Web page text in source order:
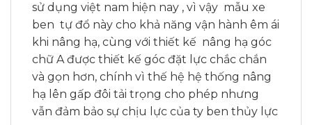
sử dụng việt nam hiện nay , vì vậy mẫu xe
ben tự đổ này cho khả năng vận hành êm ái
khi nâng hạ, cùng với thiết kế nâng hạ góc
chữ A được thiết kế góc đặt lực chắc chắn
và gọn hơn, chính vì thế hệ hệ thống nâng
hạ lên gấp đôi tải trọng cho phép nhưng
vẫn đảm bảo sự chịu lực của ty ben thủy lực